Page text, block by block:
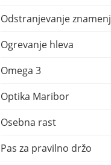
Odstranjevanje znamenj
Ogrevanje hleva
Omega 3
Optika Maribor
Osebna rast
Pas za pravilno držo